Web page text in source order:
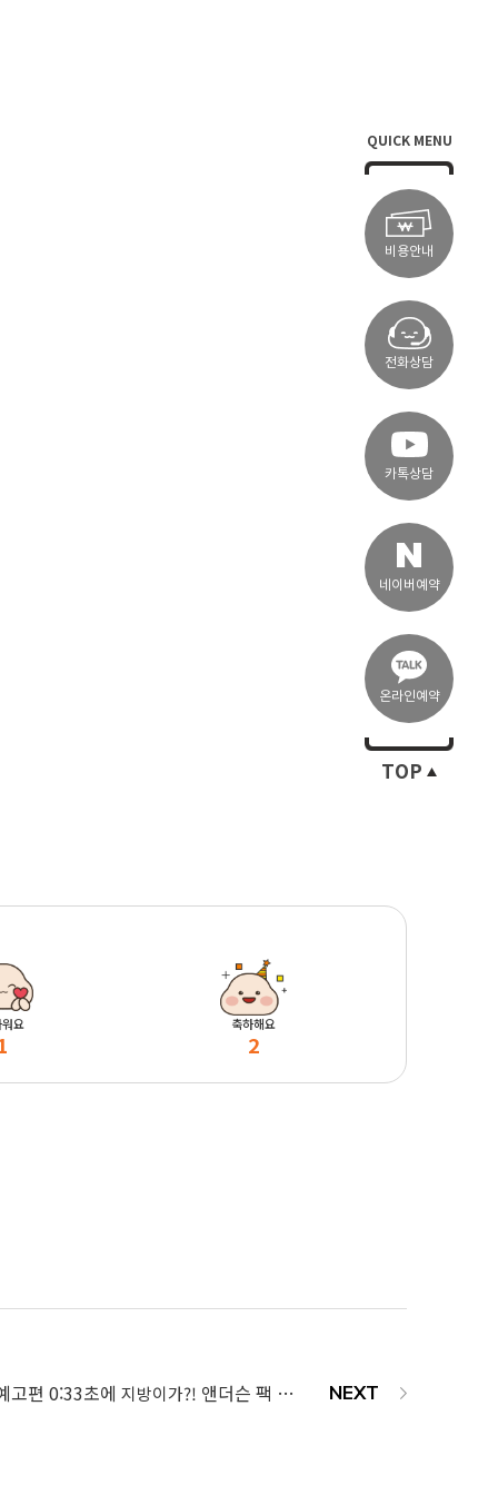
요 축하해요
2
고편 0:33초에 지방이가?! 앤더슨 팩 감독•주연 〈K-POPS!〉 속 ‘서울 이스터에그’ 발견!
QUICK MENU
비용안내
전화상담
카톡상담
네이버예약
온라인예약
TOP